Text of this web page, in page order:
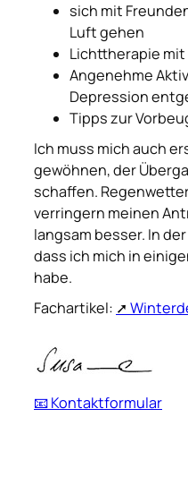
sich mit
Luft gehen
Lichttherapie
Angenehme
Depression
Tipps zur
Ich muss mich auch
gewöhnen, der
schaffen.
verringern meinen
langsam besser. In
dass ich mich in
habe.
Fachartikel:
📧 Kontaktformular